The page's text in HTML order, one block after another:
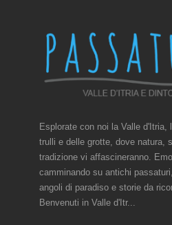
Esplorate con noi la Valle d'Itria,
trulli e delle grotte, dove natura,
tradizione vi affascineranno.
camminando su antichi
angoli di paradiso e storie da
Benvenuti in Valle d'Itr...